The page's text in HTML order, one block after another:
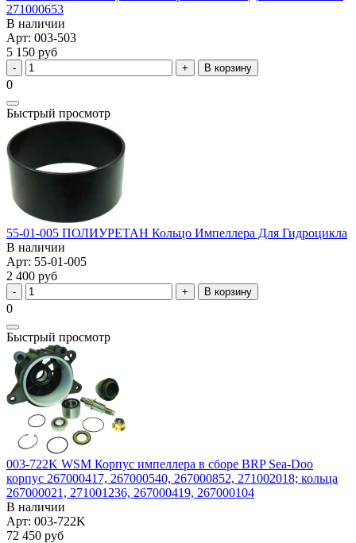
271000653
В наличии
Арт: 003-503
5 150 руб
В корзину
0
Быстрый просмотр
55-01-005 ПОЛИУРЕТАН Кольцо Импеллера Для Гидроцикла
В наличии
Арт: 55-01-005
2 400 руб
В корзину
0
Быстрый просмотр
003-722K WSM Корпус импеллера в сборе BRP Sea-Doo
корпус 267000417, 267000540, 267000852, 271002018; кольца
267000021, 271001236, 267000419, 267000104
В наличии
Арт: 003-722K
72 450 руб